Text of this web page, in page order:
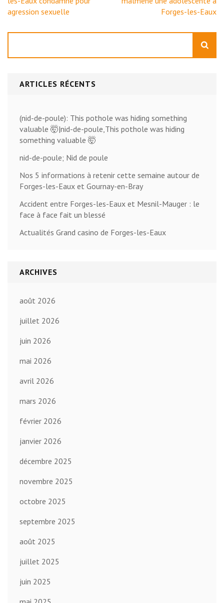
l’article
agression sexuelle
Forges-les-Eaux
ARTICLES RÉCENTS
(nid-de-poule): This pothole was hiding something
valuable 🤯|nid-de-poule,This pothole was hiding
something valuable 🤯
nid-de-poule; Nid de poule
Nos 5 informations à retenir cette semaine autour de
Forges-les-Eaux et Gournay-en-Bray
Accident entre Forges-les-Eaux et Mesnil-Mauger : le
face à face fait un blessé
Actualités Grand casino de Forges-les-Eaux
ARCHIVES
août 2026
juillet 2026
juin 2026
mai 2026
avril 2026
mars 2026
février 2026
janvier 2026
décembre 2025
novembre 2025
octobre 2025
septembre 2025
août 2025
juillet 2025
juin 2025